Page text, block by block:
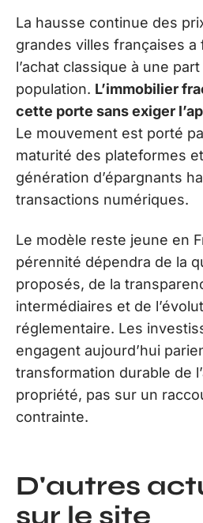
La hausse continue des
grandes villes françaises a
l’achat classique à une
population. L’immobilier
cette porte sans exiger
Le mouvement est porté
maturité des plateformes
génération d’épargnants
transactions numériques.
Le modèle reste jeune en
pérennité dépendra de la
proposés, de la
intermédiaires et de
réglementaire. Les
engagent aujourd’hui
transformation durable de
propriété, pas sur un
contrainte.
D'autres
sur le site